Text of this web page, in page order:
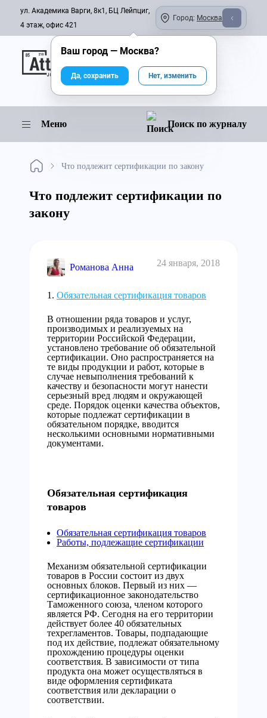
ул. Академика Варги, 8к1, БЦ Лейпциг,
4 этаж, офис 421
Город: Москва
Онлайн-журнал
Меню Поиск по журналу
Что подлежит сертификации по закону
Что подлежит сертификации по
закону
Романова Анна 24 января, 2018
Обязательная сертификация товаров
В отношении ряда товаров и услуг,
производимых и реализуемых на
территории Российской Федерации,
установлено требование об обязательной
сертификации. Оно распространяется на
те виды продукции и работ, которые в
случае невыполнения требований к
качеству и безопасности могут нанести
серьезный вред людям и окружающей
среде. Порядок оценки качества объектов,
которые подлежат сертификации в
обязательном порядке, вводится
несколькими основными нормативными
документами.
Обязательная сертификация
товаров
Обязательная сертификация товаров
Работы, подлежащие сертификации
Механизм обязательной сертификации
товаров в России состоит из двух
основных блоков. Первый из них —
сертификационное законодательство
Таможенного союза, членом которого
является РФ. Сегодня на его территории
действует более 40 обязательных
техрегламентов. Товары, подпадающие
под их действие, подлежат обязательному
прохождению процедуры оценки
соответствия. В зависимости от типа
продукта она может осуществляться в
виде оформления сертификата
соответствия или декларации о
соответствии.
Ваш город — Москва?
Да, сохранить Нет, изменить